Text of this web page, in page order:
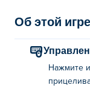
мощным
профессионал?
Как играть в
Об этой игре
Нажмите